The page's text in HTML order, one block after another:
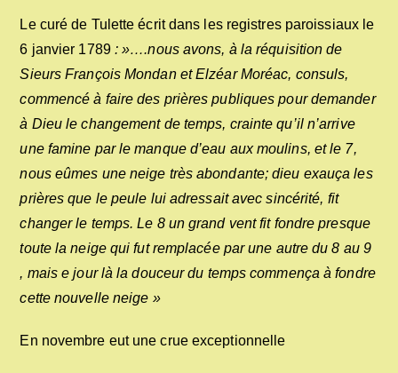
Le curé de Tulette écrit dans les registres paroissiaux le
6 janvier 1789 : »….nous avons, à la réquisition de
Sieurs François Mondan et Elzéar Moréac, consuls,
commencé à faire des prières publiques pour demander
à Dieu le changement de temps, crainte qu’il n’arrive
une famine par le manque d’eau aux moulins, et le 7,
nous eûmes une neige très abondante; dieu exauça les
prières que le peule lui adressait avec sincérité, fit
changer le temps. Le 8 un grand vent fit fondre presque
toute la neige qui fut remplacée par une autre du 8 au 9
, mais e jour là la douceur du temps commença à fondre
cette nouvelle neige »
En novembre eut une crue exceptionnelle